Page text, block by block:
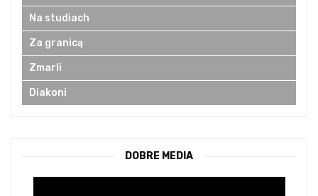
Na studiach
Za granicą
Zmarli
Diakoni
DOBRE MEDIA